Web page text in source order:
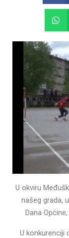
U okviru
našeg grada,
Dana
U konkurenciji